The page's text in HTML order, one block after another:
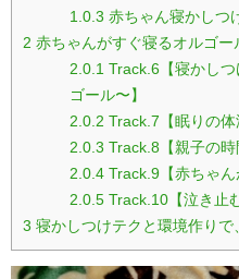
1.0.3 赤ちゃん寝かしつ
2 赤ちゃんがすぐ寝るオルゴー
2.0.1 Track.6【寝かし
ゴール〜】
2.0.2 Track.7【眠りの体
2.0.3 Track.8【親子の時
2.0.4Track.9【赤ちゃん
2.0.5Track.10【泣き止
3 寝かしつけテクと環境作り